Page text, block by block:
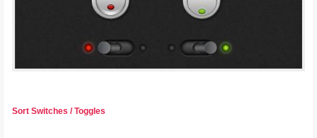
Sort Switches / Toggles